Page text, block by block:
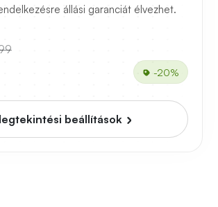
állási garanciát élvezhet.
-20%
beállítások